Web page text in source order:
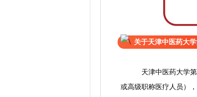
关于天津中医药大
天津中医药大学第
或高级职称医疗人员）